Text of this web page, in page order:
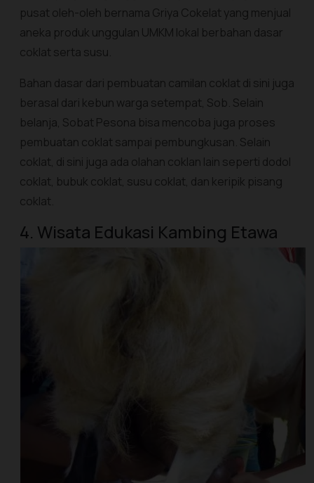
pusat oleh-oleh bernama Griya Cokelat yang menjual
aneka produk unggulan UMKM lokal berbahan dasar
coklat serta susu.
Bahan dasar dari pembuatan camilan coklat di sini juga
berasal dari kebun warga setempat, Sob. Selain
belanja, Sobat Pesona bisa mencoba juga proses
pembuatan coklat sampai pembungkusan. Selain
coklat, di sini juga ada olahan coklan lain seperti dodol
coklat, bubuk coklat, susu coklat, dan keripik pisang
coklat.
4. Wisata Edukasi Kambing Etawa